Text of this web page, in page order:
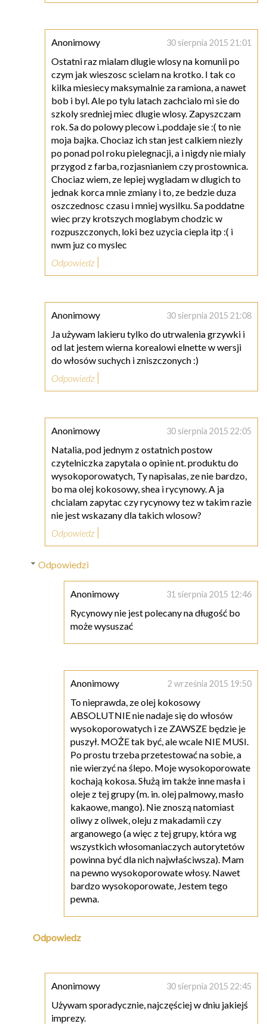
Anonimowy 30 sierpnia 2015 21:01
Ostatni raz mialam dlugie wlosy na komunii po
czym jak wieszosc scielam na krotko. I tak co
kilka miesiecy maksymalnie za ramiona, a nawet
bob i byl. Ale po tylu latach zachcialo mi sie do
szkoly sredniej miec dlugie wlosy. Zapyszczam
rok. Sa do polowy plecow i..poddaje sie :( to nie
moja bajka. Chociaz ich stan jest calkiem niezly
po ponad pol roku pielegnacji, a i nigdy nie mialy
przygod z farba, rozjasnianiem czy prostownica.
Chociaz wiem, ze lepiej wygladam w dlugich to
jednak korca mnie zmiany i to, ze bedzie duza
oszczednosc czasu i mniej wysilku. Sa poddatne
wiec przy krotszych moglabym chodzic w
rozpuszczonych, loki bez uzycia ciepla itp :( i
nwm juz co myslec
Odpowiedz
Anonimowy 30 sierpnia 2015 21:08
Ja używam lakieru tylko do utrwalenia grzywki i
od lat jestem wierna korealowi elnette w wersji
do włosów suchych i zniszczonych :)
Odpowiedz
Anonimowy 30 sierpnia 2015 22:05
Natalia, pod jednym z ostatnich postow
czytelniczka zapytala o opinie nt. produktu do
wysokoporowatych, Ty napisalas, ze nie bardzo,
bo ma olej kokosowy, shea i rycynowy. A ja
chcialam zapytac czy rycynowy tez w takim razie
nie jest wskazany dla takich wlosow?
Odpowiedz
Odpowiedzi
Anonimowy 31 sierpnia 2015 12:46
Rycynowy nie jest polecany na długość bo
może wysuszać
Anonimowy 2 września 2015 19:50
To nieprawda, ze olej kokosowy
ABSOLUTNIE nie nadaje się do włosów
wysokoporowatych i ze ZAWSZE będzie je
puszył. MOŻE tak być, ale wcale NIE MUSI.
Po prostu trzeba przetestować na sobie, a
nie wierzyć na ślepo. Moje wysokoporowate
kochają kokosa. Służą im także inne masła i
oleje z tej grupy (m. in. olej palmowy, masło
kakaowe, mango). Nie znoszą natomiast
oliwy z oliwek, oleju z makadamii czy
arganowego (a więc z tej grupy, która wg
wszystkich włosomaniaczych autorytetów
powinna być dla nich najwłaściwsza). Mam
na pewno wysokoporowate włosy. Nawet
bardzo wysokoporowate, Jestem tego
pewna.
Odpowiedz
Anonimowy 30 sierpnia 2015 22:45
Używam sporadycznie, najczęściej w dniu jakiejś
imprezy.